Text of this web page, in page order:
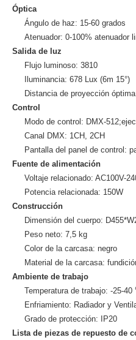
Óptica
Ángulo de haz: 15-60 grados
Atenuador: 0-100% atenuador
Salida de luz
Flujo luminoso: 3810
Iluminancia: 678 Lux (6m 15°)
Distancia de proyección
Control
Modo de control: DMX-
Canal DMX: 1CH, 2CH
Pantalla del panel de control:
Fuente de alimentación
Voltaje relacionado: AC100V-
Potencia relacionada: 150W
Construcción
Dimensión del cuerpo:
Peso neto: 7,5 kg
Color de la carcasa: negro
Material de la carcasa:
Ambiente de trabajo
Temperatura de trabajo: -25-
Enfriamiento: Radiador y
Grado de protección: IP20
Lista de piezas de repuesto de